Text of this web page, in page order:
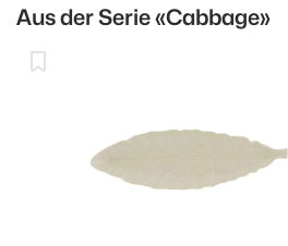
Aus der Serie«Cabbage»